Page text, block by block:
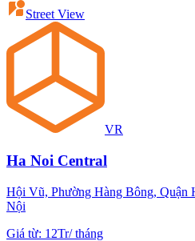
Street View
VR
Ha Noi Central
Hội Vũ, Phường Hàng Bông, Quận
Nội
Giá từ: 12Tr/tháng